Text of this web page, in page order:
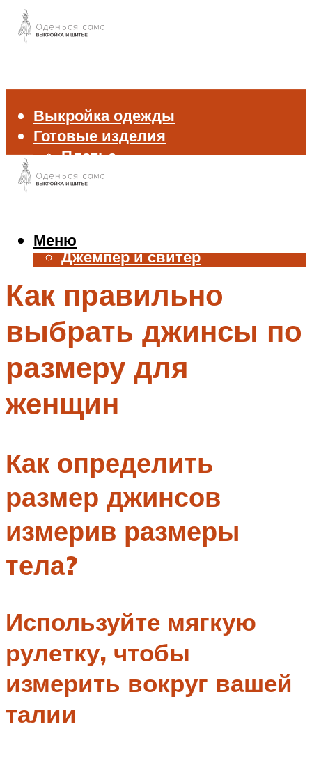
Выкройка одежды
Готовые изделия
Платье
Брюки
Жилет
Джемпер и свитер
Аксессуары
Меню
Меню
Как правильно
выбрать джинсы по
размеру для
женщин
Как определить
размер джинсов
измерив размеры
тела?
Используйте мягкую
рулетку, чтобы
измерить вокруг вашей
талии